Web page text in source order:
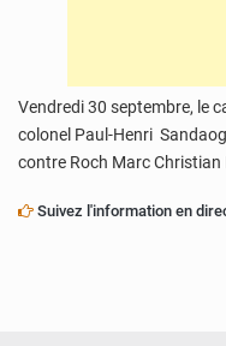
Vendredi 30 septembre, le
colonel Paul-Henri
contre Roch Marc
Suivez l'information en